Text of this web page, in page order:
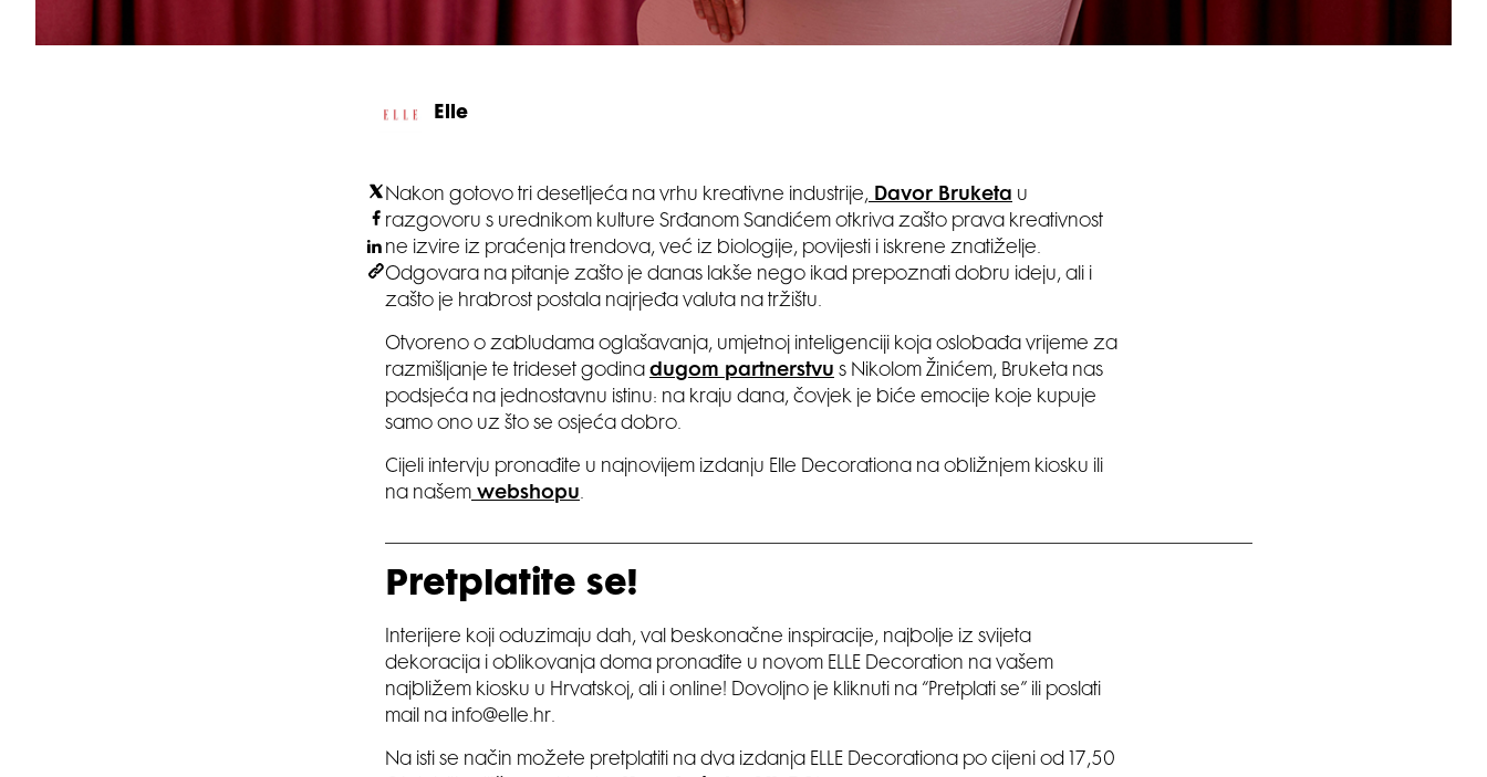
Elle
Nakon gotovo tri desetljeća na vrhu kreativne industrije, Davor Bruketa u
razgovoru s urednikom kulture Srđanom Sandićem otkriva zašto prava kreativnost
ne izvire iz praćenja trendova, već iz biologije, povijesti i iskrene znatiželje.
Odgovara na pitanje zašto je danas lakše nego ikad prepoznati dobru ideju, ali i
zašto je hrabrost postala najrjeđa valuta na tržištu.
Otvoreno o zabludama oglašavanja, umjetnoj inteligenciji koja oslobađa vrijeme za
razmišljanje te trideset godina dugom partnerstvu s Nikolom Žinićem, Bruketa nas
podsjeća na jednostavnu istinu: na kraju dana, čovjek je biće emocije koje kupuje
samo ono uz što se osjeća dobro.
Cijeli intervju pronađite u najnovijem izdanju Elle Decorationa na obližnjem kiosku ili
na našem webshopu.
Pretplatite se!
Interijere koji oduzimaju dah, val beskonačne inspiracije, najbolje iz svijeta
dekoracija i oblikovanja doma pronađite u novom ELLE Decoration na vašem
najbližem kiosku u Hrvatskoj, ali i online! Dovoljno je kliknuti na “Pretplati se” ili poslati
mail na info@elle.hr.
Na isti se način možete pretplatiti na dva izdanja ELLE Decorationa po cijeni od 17,50